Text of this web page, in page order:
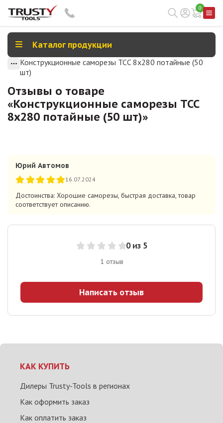
0
Каталог продукции
Конструкционные саморезы TCC 8х280 потайные (50
шт)
Отзывы о товаре
«Конструкционные саморезы TCC
8х280 потайные (50 шт)»
0 из 5
1 отзыв
Написать отзыв
Юрий Автомов
16.07.2024
Достоинства: Хорошие саморезы, быстрая доставка, товар
соответствует описанию.
КАК КУПИТЬ
Дилеры Trusty-Tools в регионах
Как оформить заказ
Как оплатить заказ